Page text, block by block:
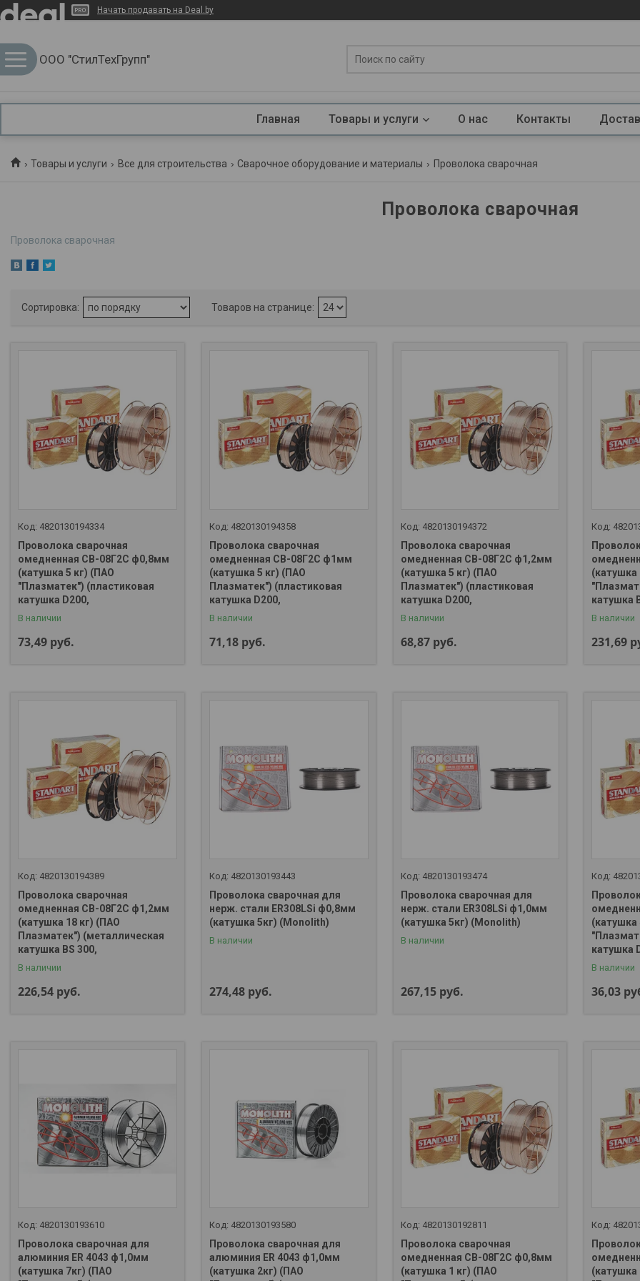
Начать продавать на Deal.by
ООО "СтилТехГрупп"
Главная Товары и услуги О нас Контакты
Товары и услуги Все для строительства Сварочное оборудование и материалы Проволока сварочная
Проволока сварочная
Проволока сварочная
4820130194334
Проволока сварочная
омедненная СВ-08Г2С ф0,8мм
(катушка 5 кг) (ПАО
"Плазматек") (пластиковая
катушка D200,
В наличии
73,49 руб.
+375 (29) 667-37-10
4820130194358
Проволока сварочная
омедненная СВ-08Г2С ф1мм
(катушка 5 кг) (ПАО
Плазматек") (пластиковая
катушка D200,
В наличии
71,18 руб.
+375 (29) 667-37-10
4820130194372
Проволока сварочная
омедненная СВ-08Г2С ф1,2мм
(катушка 5 кг) (ПАО
Плазматек") (пластиковая
катушка D200,
В наличии
68,87 руб.
+375 (29) 667-37-10
(катушка
катушка
В наличии
231,69
+375 (29)
4820130194389
Проволока сварочная
омедненная СВ-08Г2С ф1,2мм
(катушка 18 кг) (ПАО
Плазматек") (металлическая
катушка BS 300,
В наличии
226,54 руб.
+375 (29) 667-37-10
4820130193443
Проволока сварочная для
нерж. стали ER308LSi ф0,8мм
(катушка 5кг) (Monolith)
В наличии
274,48 руб.
+375 (29) 667-37-10
4820130193474
Проволока сварочная для
нерж. стали ER308LSi ф1,0мм
(катушка 5кг) (Monolith)
В наличии
267,15 руб.
+375 (29) 667-37-10
(катушка
катушка
В наличии
36,03
+375 (29)
4820130193610
Проволока сварочная для
алюминия ER 4043 ф1,0мм
(катушка 7кг) (ПАО
4820130193580
Проволока сварочная для
алюминия ER 4043 ф1,0мм
(катушка 2кг) (ПАО
4820130192811
Проволока сварочная
омедненная СВ-08Г2С ф0,8мм
(катушка 1 кг) (ПАО
(катушка